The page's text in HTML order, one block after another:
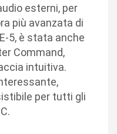
esterni, per
più avanzata di
5, è stata anche
Command,
intuitiva.
per tutti gli